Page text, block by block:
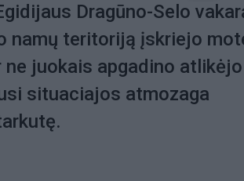
Dragūno-Selo
namų teritoriją įskriejo
juokais apgadino atlikėjo
situaciajos atmozaga